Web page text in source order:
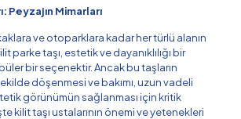
Peyzajın Mimarları
ve otoparklara kadar her türlü alanın
parke taşı, estetik ve dayanıklılığı bir
bir seçenektir. Ancak bu taşların
döşenmesi ve bakımı, uzun vadeli
görünümün sağlanması için kritik
kilit taşı ustalarının önemi ve yetenekleri